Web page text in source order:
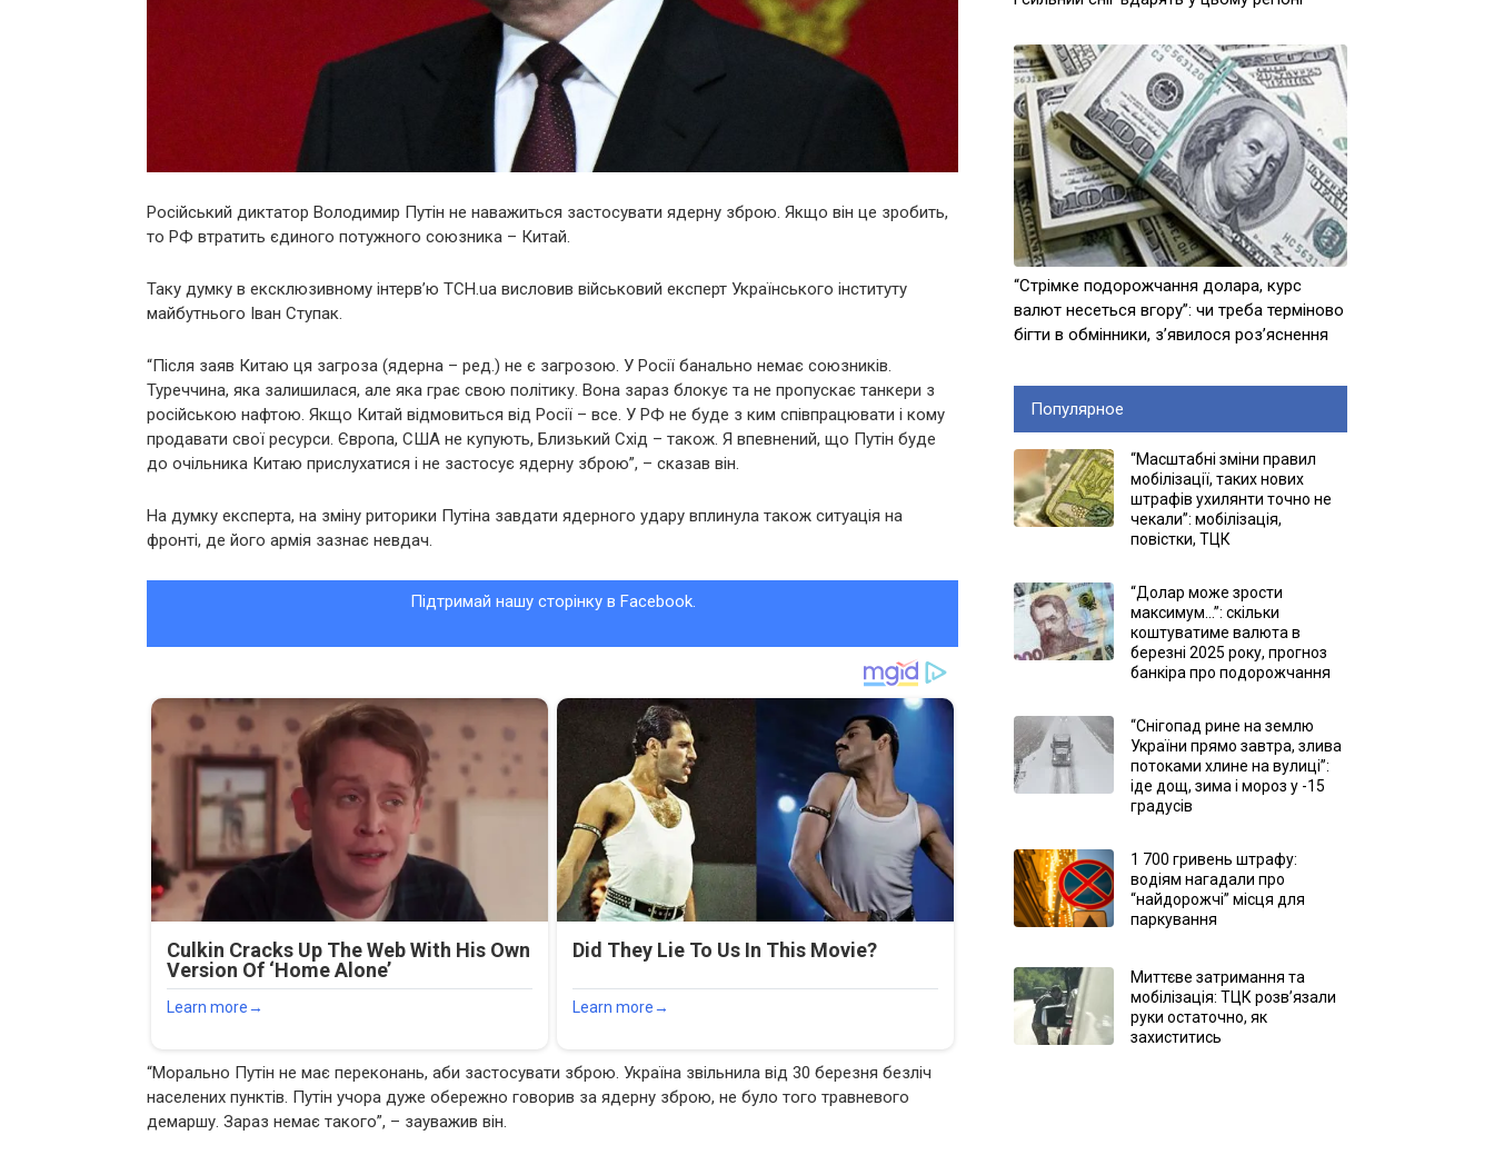
Російський диктатор Володимир Путін не наважиться застосувати ядерну зброю. Якщо він це зробить,
то РФ втратить єдиного потужного союзника – Китай.
Таку думку в ексклюзивному інтерв’ю ТСН.ua висловив військовий експерт Українського інституту
майбутнього Іван Ступак.
“Після заяв Китаю ця загроза (ядерна – ред.) не є загрозою. У Росії банально немає союзників.
Туреччина, яка залишилася, але яка грає свою політику. Вона зараз блокує та не пропускає танкери з
російською нафтою. Якщо Китай відмовиться від Росії – все. У РФ не буде з ким співпрацювати і кому
продавати свої ресурси. Європа, США не купують, Близький Схід – також. Я впевнений, що Путін буде
до очільника Китаю прислухатися і не застосує ядерну зброю”, – сказав він.
На думку експерта, на зміну риторики Путіна завдати ядерного удару вплинула також ситуація на
фронті, де його армія зазнає невдач.
Підтримай нашу сторінку в Facebook.
“Морально Путін не має переконань, аби застосувати зброю. Україна звільнила від 30 березня безліч
населених пунктів. Путін учора дуже обережно говорив за ядерну зброю, не було того травневого
демаршу. Зараз немає такого”, – зауважив він.
“Стрімке подорожчання долара, курс
валют несеться вгору”: чи треба терміново
бігти в обмінники, з’явилося роз’яснення
Популярное
“Масштабні зміни правил
мобілізації, таких нових
штрафів ухилянти точно не
чекали”: мобілізація,
повістки, ТЦК
“Долар може зрости
максимум…”: скільки
коштуватиме валюта в
березні 2025 року, прогноз
банкіра про подорожчання
“Снігопад рине на землю
України прямо завтра, злива
потоками хлине на вулиці”:
іде дощ, зима і мороз у -15
градусів
1 700 гривень штрафу:
водіям нагадали про
“найдорожчі” місця для
паркування
Миттєве затримання та
мобілізація: ТЦК розв’язали
руки остаточно, як
захиститись